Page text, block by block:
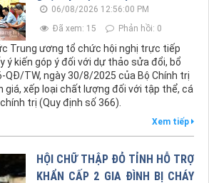
06/08/2026 12:56:00 PM
Đã xem: 15
Phản hồi: 0
Trung ương tổ chức hội nghị trực tiếp
ý kiến góp ý đối với dự thảo sửa đổi, bổ
QĐ/TW, ngày 30/8/2025 của Bộ Chính trị
giá, xếp loại chất lượng đối với tập thể, cá
trị (Quy định số 366).
Xem tiếp
HỘI CHỮ THẬP ĐỎ TỈNH HỖ TRỢ
KHẨN CẤP 2 GIA ĐÌNH BỊ CHÁY